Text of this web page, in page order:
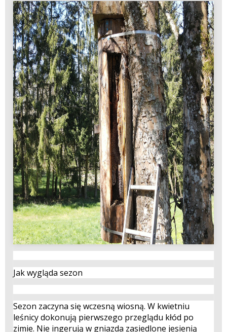
Jak wygląda sezon
Sezon zaczyna się wczesną wiosną. W kwietniu
leśnicy dokonują pierwszego przeglądu kłód po
zimie. Nie ingerują w gniazda zasiedlone jesienią